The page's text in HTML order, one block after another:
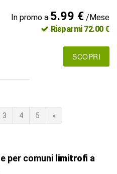
In promo a 5.99 €/Mese
Risparmi 72.00 €
SCOPRI
3 4 5 »
per comuni limitrofi a